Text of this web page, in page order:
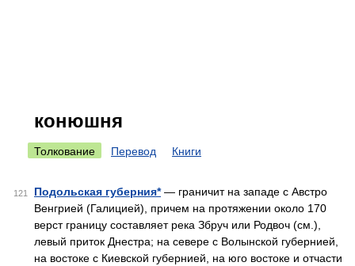
конюшня
Толкование Перевод Книги
121 Подольская губерния*— граничит на западе с Австро
Венгрией (Галицией), причем на протяжении около 170
верст границу составляет река Збруч или Родвоч (см.),
левый приток Днестра; на севере с Волынской губернией,
на востоке с Киевской губернией, на юго востоке и отчасти